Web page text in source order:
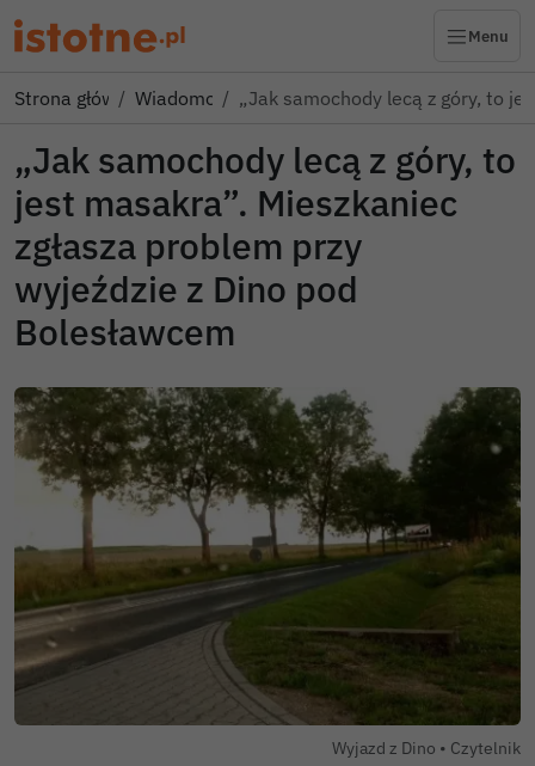
Menu
Strona głównaWiadomości„Jak samochody lecą z góry, to
„Jak samochody lecą z góry, to
jest masakra”. Mieszkaniec
zgłasza problem przy
wyjeździe z Dino pod
Bolesławcem
Wyjazd z Dino • Autor
Czytelnik